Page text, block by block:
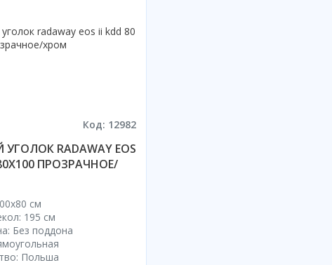
Код: 12982
RADAWAY EOS
ПРОЗРАЧНОЕ/
cм
195 см
Без поддона
Польша